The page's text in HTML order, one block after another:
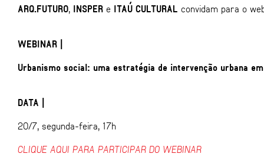
ARQ.FUTURO, INSPER e ITAÚ CULTURAL convidam para o
WEBINAR |
Urbanismo social: uma estratégia de intervenção urbana
DATA |
20/7, segunda-feira, 17h
CLIQUE AQUI PARA PARTICIPAR DO WEBINAR